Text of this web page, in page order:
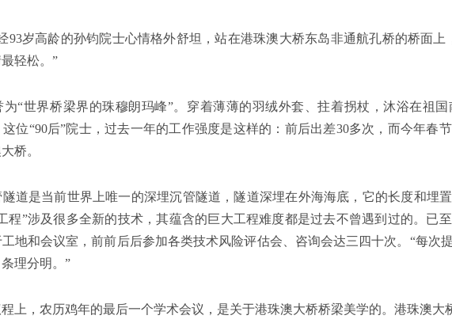
93岁高龄的孙钧院士心情格外舒坦，站在港珠澳大桥东岛非通航孔桥的桥面上
轻松。”
“世界桥梁界的珠穆朗玛峰”。穿着薄薄的羽绒外套、拄着拐杖，沐浴在祖
位“90后”院士，过去一年的工作强度是这样的：前后出差30多次，而今年春
桥。
道是当前世界上唯一的深埋沉管隧道，隧道深埋在外海海底，它的长度和埋
程”涉及很多全新的技术，其蕴含的巨大工程难度都是过去不曾遇到过的。已
工地和会议室，前前后后参加各类技术风险评估会、咨询会达三四十次。“每次
理分明。”
上，农历鸡年的最后一个学术会议，是关于港珠澳大桥桥梁美学的。港珠澳大